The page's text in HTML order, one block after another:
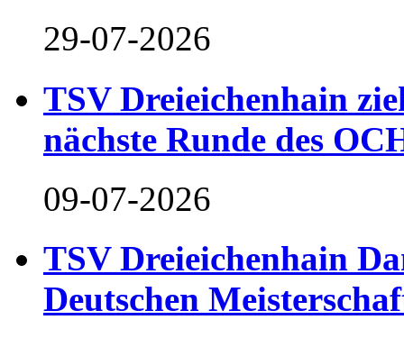
29-07-2026
TSV Dreieichenhain
nächste Runde des
09-07-2026
TSV Dreieichenhain
Deutschen